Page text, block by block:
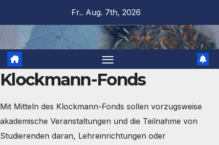
springen
Fr.. Aug. 7th, 2026
Klockmann-Fonds
Mit Mitteln des Klockmann-Fonds sollen vorzugsweise
akademische Veranstaltungen und die Teilnahme von
Studierenden daran, Lehreinrichtungen oder